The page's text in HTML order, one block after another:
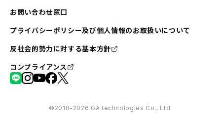
お問い合わせ窓口
プライバシーポリシー及び個人情報のお取扱いについて
反社会的勢力に対する基本方針
コンプライアンス
©︎2018-2026 GA technologies Co., Ltd.